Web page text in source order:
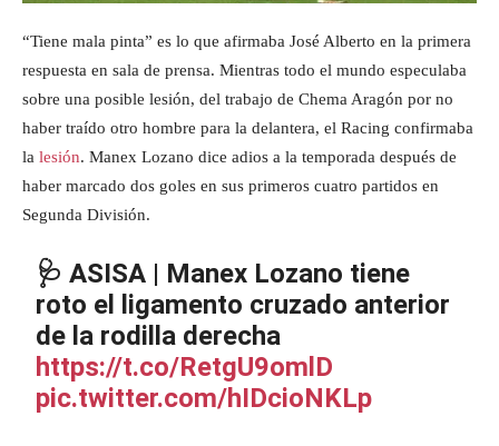
“Tiene mala pinta” es lo que afirmaba José Alberto en la primera
respuesta en sala de prensa. Mientras todo el mundo especulaba
sobre una posible lesión, del trabajo de Chema Aragón por no
haber traído otro hombre para la delantera, el Racing confirmaba
la lesión. Manex Lozano dice adios a la temporada después de
haber marcado dos goles en sus primeros cuatro partidos en
Segunda División.
🩺 ASISA | Manex Lozano tiene
roto el ligamento cruzado anterior
de la rodilla derecha
https://t.co/RetgU9omlD
pic.twitter.com/hIDcioNKLp